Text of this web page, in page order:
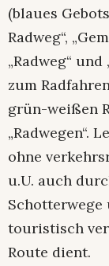
(blaues
Radweg“,
„Radweg“
zum
grün-weißen
„Radwegen“.
ohne
u.U. auch
Schotterwege
touristisch
Route dient.